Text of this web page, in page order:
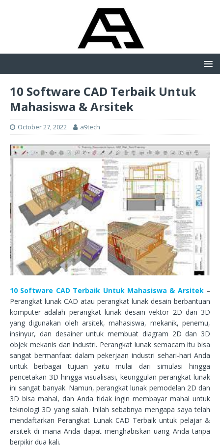
10 Software CAD Terbaik Untuk
Mahasiswa & Arsitek
October 27, 2022 a9tech
10 Software CAD Terbaik Untuk Mahasiswa & Arsitek–
Perangkat lunak CAD atau perangkat lunak desain berbantuan
komputer adalah perangkat lunak desain vektor 2D dan 3D
yang digunakan oleh arsitek, mahasiswa, mekanik, penemu,
insinyur, dan desainer untuk membuat diagram 2D ​​dan 3D
objek mekanis dan industri. Perangkat lunak semacam itu bisa
sangat bermanfaat dalam pekerjaan industri sehari-hari Anda
untuk berbagai tujuan yaitu mulai dari simulasi hingga
pencetakan 3D hingga visualisasi, keunggulan perangkat lunak
ini sangat banyak. Namun, perangkat lunak pemodelan 2D dan
3D bisa mahal, dan Anda tidak ingin membayar mahal untuk
teknologi 3D yang salah. Inilah sebabnya mengapa saya telah
mendaftarkan Perangkat Lunak CAD Terbaik untuk pelajar &
arsitek di mana Anda dapat menghabiskan uang Anda tanpa
berpikir dua kali.